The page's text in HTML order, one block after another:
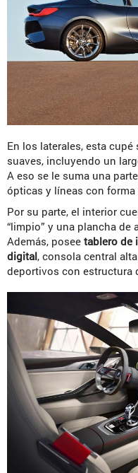
En los laterales, esta
suaves, incluyendo un
A eso se le suma una
ópticas y líneas con forma
Por su parte, el interior
“limpio” y una plancha de
Además, posee tablero de
digital, consola central
deportivos con estructura